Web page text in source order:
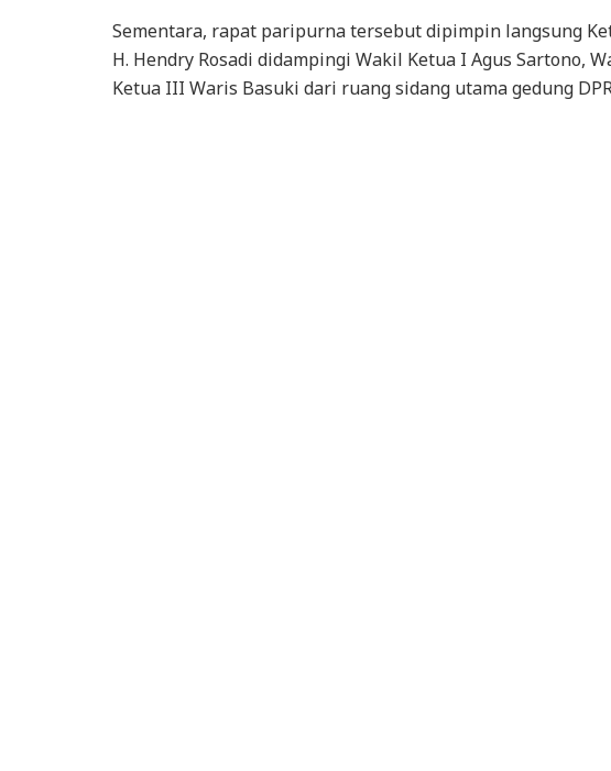
Sementara, rapat paripurna tersebut dipimpin langsung
H. Hendry Rosadi didampingi Wakil Ketua I Agus Sartono,
Ketua III Waris Basuki dari ruang sidang utama gedung